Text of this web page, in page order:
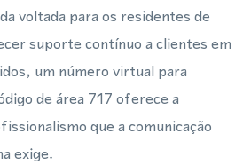
voltada para os residentes de
suporte contínuo a clientes em
um número virtual para
de área 717 oferece a
que a comunicação
exige.